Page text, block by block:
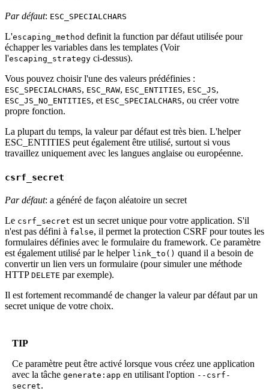
Par défaut: ESC_SPECIALCHARS
L'escaping_method definit la function par défaut utilisée pour
échapper les variables dans les templates (Voir
l'escaping_strategy ci-dessus).
Vous pouvez choisir l'une des valeurs prédéfinies :
ESC_SPECIALCHARS, ESC_RAW, ESC_ENTITIES, ESC_JS,
ESC_JS_NO_ENTITIES, et ESC_SPECIALCHARS, ou créer votre
propre fonction.
La plupart du temps, la valeur par défaut est très bien. L'helper
ESC_ENTITIES peut également être utilisé, surtout si vous
travaillez uniquement avec les langues anglaise ou européenne.
csrf_secret
Par défaut: a généré de façon aléatoire un secret
Le csrf_secret est un secret unique pour votre application. S'il
n'est pas défini à false, il permet la protection CSRF pour toutes les
formulaires définies avec le formulaire du framework. Ce paramètre
est également utilisé par le helper link_to() quand il a besoin de
convertir un lien vers un formulaire (pour simuler une méthode
HTTP DELETE par exemple).
Il est fortement recommandé de changer la valeur par défaut par un
secret unique de votre choix.
TIP
Ce paramètre peut être activé lorsque vous créez une application
avec la tâche generate:app en utilisant l'option --csrf-
secret.